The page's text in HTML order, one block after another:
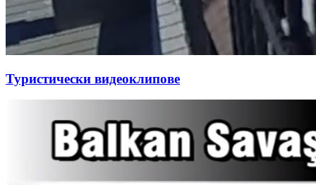
Туристически видеоклипове